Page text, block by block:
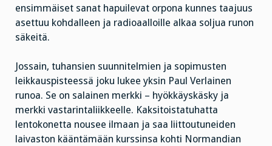
ensimmäiset sanat hapuilevat orpona kunnes taajuus
asettuu kohdalleen ja radioaalloille alkaa soljua runon
säkeitä.
Jossain, tuhansien suunnitelmien ja sopimusten
leikkauspisteessä joku lukee yksin Paul Verlainen
runoa. Se on salainen merkki – hyökkäyskäsky ja
merkki vastarintaliikkeelle. Kaksitoistatuhatta
lentokonetta nousee ilmaan ja saa liittoutuneiden
laivaston kääntämään kurssinsa kohti Normandian